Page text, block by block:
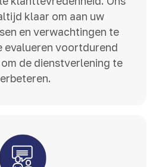
klaar om aan uw
en verwachtingen te
evalueren voortdurend
de dienstverlening te